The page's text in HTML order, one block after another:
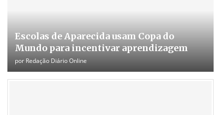
Escolas de Aparecida usam Copa do
Mundo para incentivar aprendizagem
por Redação Diário Online